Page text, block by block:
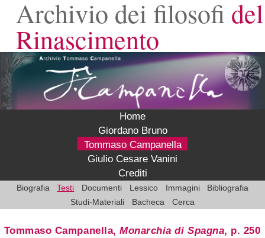
Archivio dei filosofi del
Rinascimento
Home
Giordano Bruno
Tommaso Campanella
Giulio Cesare Vanini
Crediti
Biografia Testi Documenti Lessico Immagini
Bibliografia
Studi-Materiali
Bacheca Cerca
Tommaso Campanella,Monarchia di Spagna, p. 250